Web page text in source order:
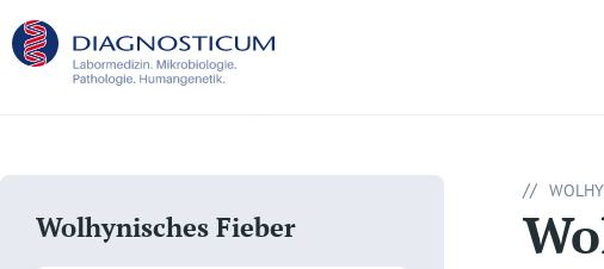
Wolhynisches Fieber
//